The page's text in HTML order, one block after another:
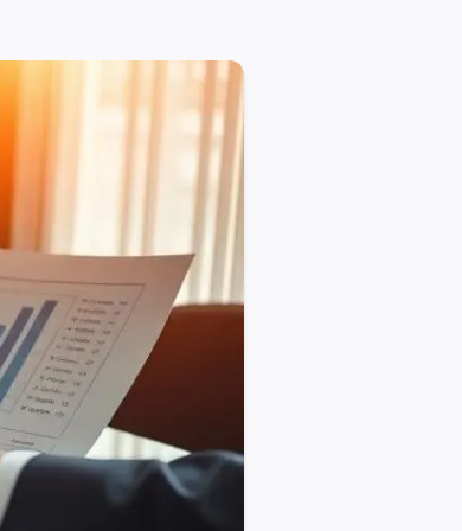
ne donne qu'un abattement de 152 500
est intégré à la succession classique
pas le barème des droits de succession
totalement exonérés, quel que soit le
à 60 %, soit 240 000 € par enfant pour